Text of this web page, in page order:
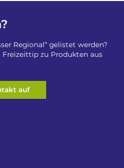
Regional“ gelistet werden?
Freizeittip zu Produkten aus
auf